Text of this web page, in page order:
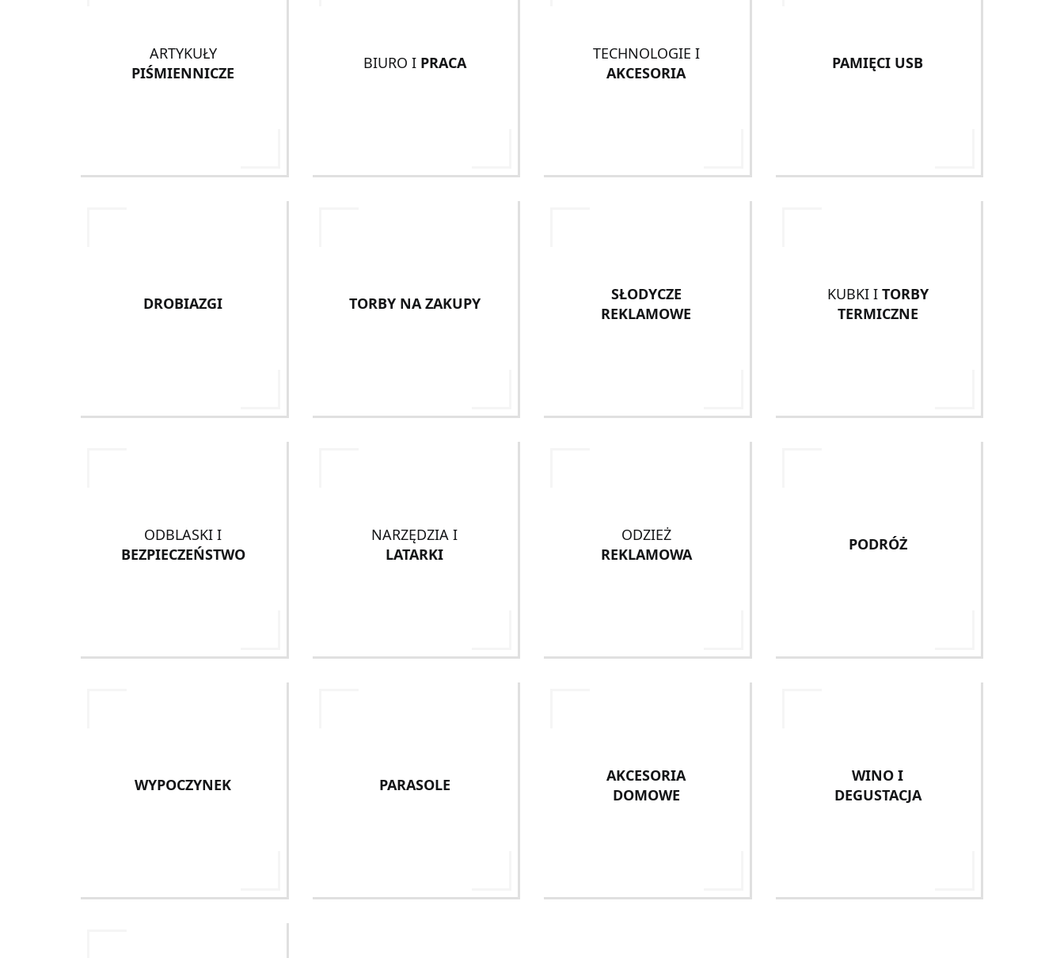
ARTYKUŁY
PIŚMIENNICZE
BIURO I PRACA
TECHNOLOGIE I
AKCESORIA
PAMIĘCI USB
DROBIAZGI TORBY NA ZAKUPY
SŁODYCZE
REKLAMOWE
KUBKI I TORBY
TERMICZNE
ODBLASKI I
BEZPIECZEŃSTWO
NARZĘDZIA I
LATARKI
ODZIEŻ
REKLAMOWA
PODRÓŻ
WYPOCZYNEK PARASOLE
AKCESORIA
DOMOWE
WINO I
DEGUSTACJA